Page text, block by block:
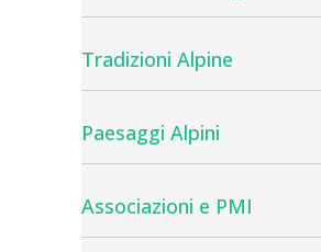
Tradizioni Alpine
Paesaggi Alpini
Associazioni e PMI